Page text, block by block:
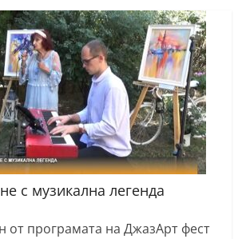
с музикална легенда
от програмата на ДжазАрт фест